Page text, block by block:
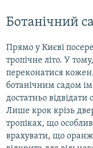
Ботанічний
Прямо у Києві
тропічне літо. У
переконатися
ботанічним садом
достатньо
Лише крок крізь
тропіках, що
врахувати, що